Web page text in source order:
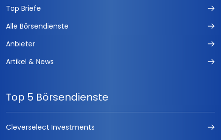
Top Briefe
Alle Börsendienste
Anbieter
Artikel & News
Top 5 Börsendienste
Cleverselect Investments